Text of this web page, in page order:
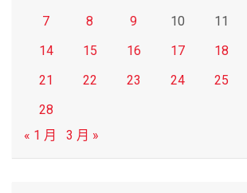
7
8 9 10 11
14
15 16 17 18
21
22 23 24 25
28
« 1 月
3 月 »